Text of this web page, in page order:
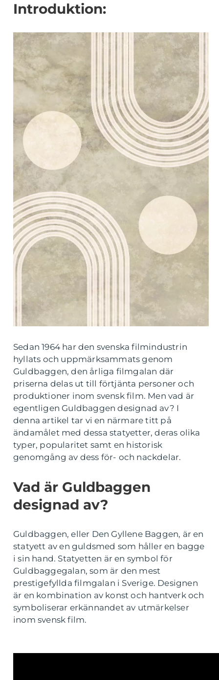
Introduktion:
Sedan 1964 har den svenska filmindustrin
hyllats och uppmärksammats genom
Guldbaggen, den årliga filmgalan där
priserna delas ut till förtjänta personer och
produktioner inom svensk film. Men vad är
egentligen Guldbaggen designad av? I
denna artikel tar vi en närmare titt på
ändamålet med dessa statyetter, deras olika
typer, popularitet samt en historisk
genomgång av dess för- och nackdelar.
Vad är Guldbaggen
designad av?
Guldbaggen, eller Den Gyllene Baggen, är en
statyett av en guldsmed som håller en bagge
i sin hand. Statyetten är en symbol för
Guldbaggegalan, som är den mest
prestigefyllda filmgalan i Sverige. Designen
är en kombination av konst och hantverk och
symboliserar erkännandet av utmärkelser
inom svensk film.